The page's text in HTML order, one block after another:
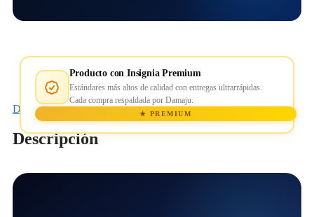
Producto con Insignia Premium
Estándares más altos de calidad con entregas ultrarrápidas.
Cada compra respaldada por Damaju.
★ PREMIUM
Descripción
Descripción